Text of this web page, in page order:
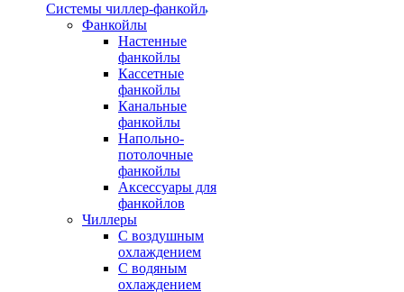
Системы чиллер-фанкойл
Фанкойлы
Настенные
фанкойлы
Кассетные
фанкойлы
Канальные
фанкойлы
Напольно-
потолочные
фанкойлы
Аксессуары для
фанкойлов
Чиллеры
С воздушным
охлаждением
С водяным
охлаждением